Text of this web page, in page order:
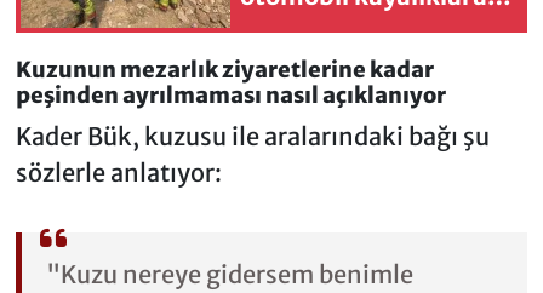
çarptı
Kuzunun mezarlık ziyaretlerine kadar
peşinden ayrılmaması nasıl açıklanıyor
Kader Bük, kuzusu ile aralarındaki bağı şu
sözlerle anlatıyor:
"Kuzu nereye gidersem benimle